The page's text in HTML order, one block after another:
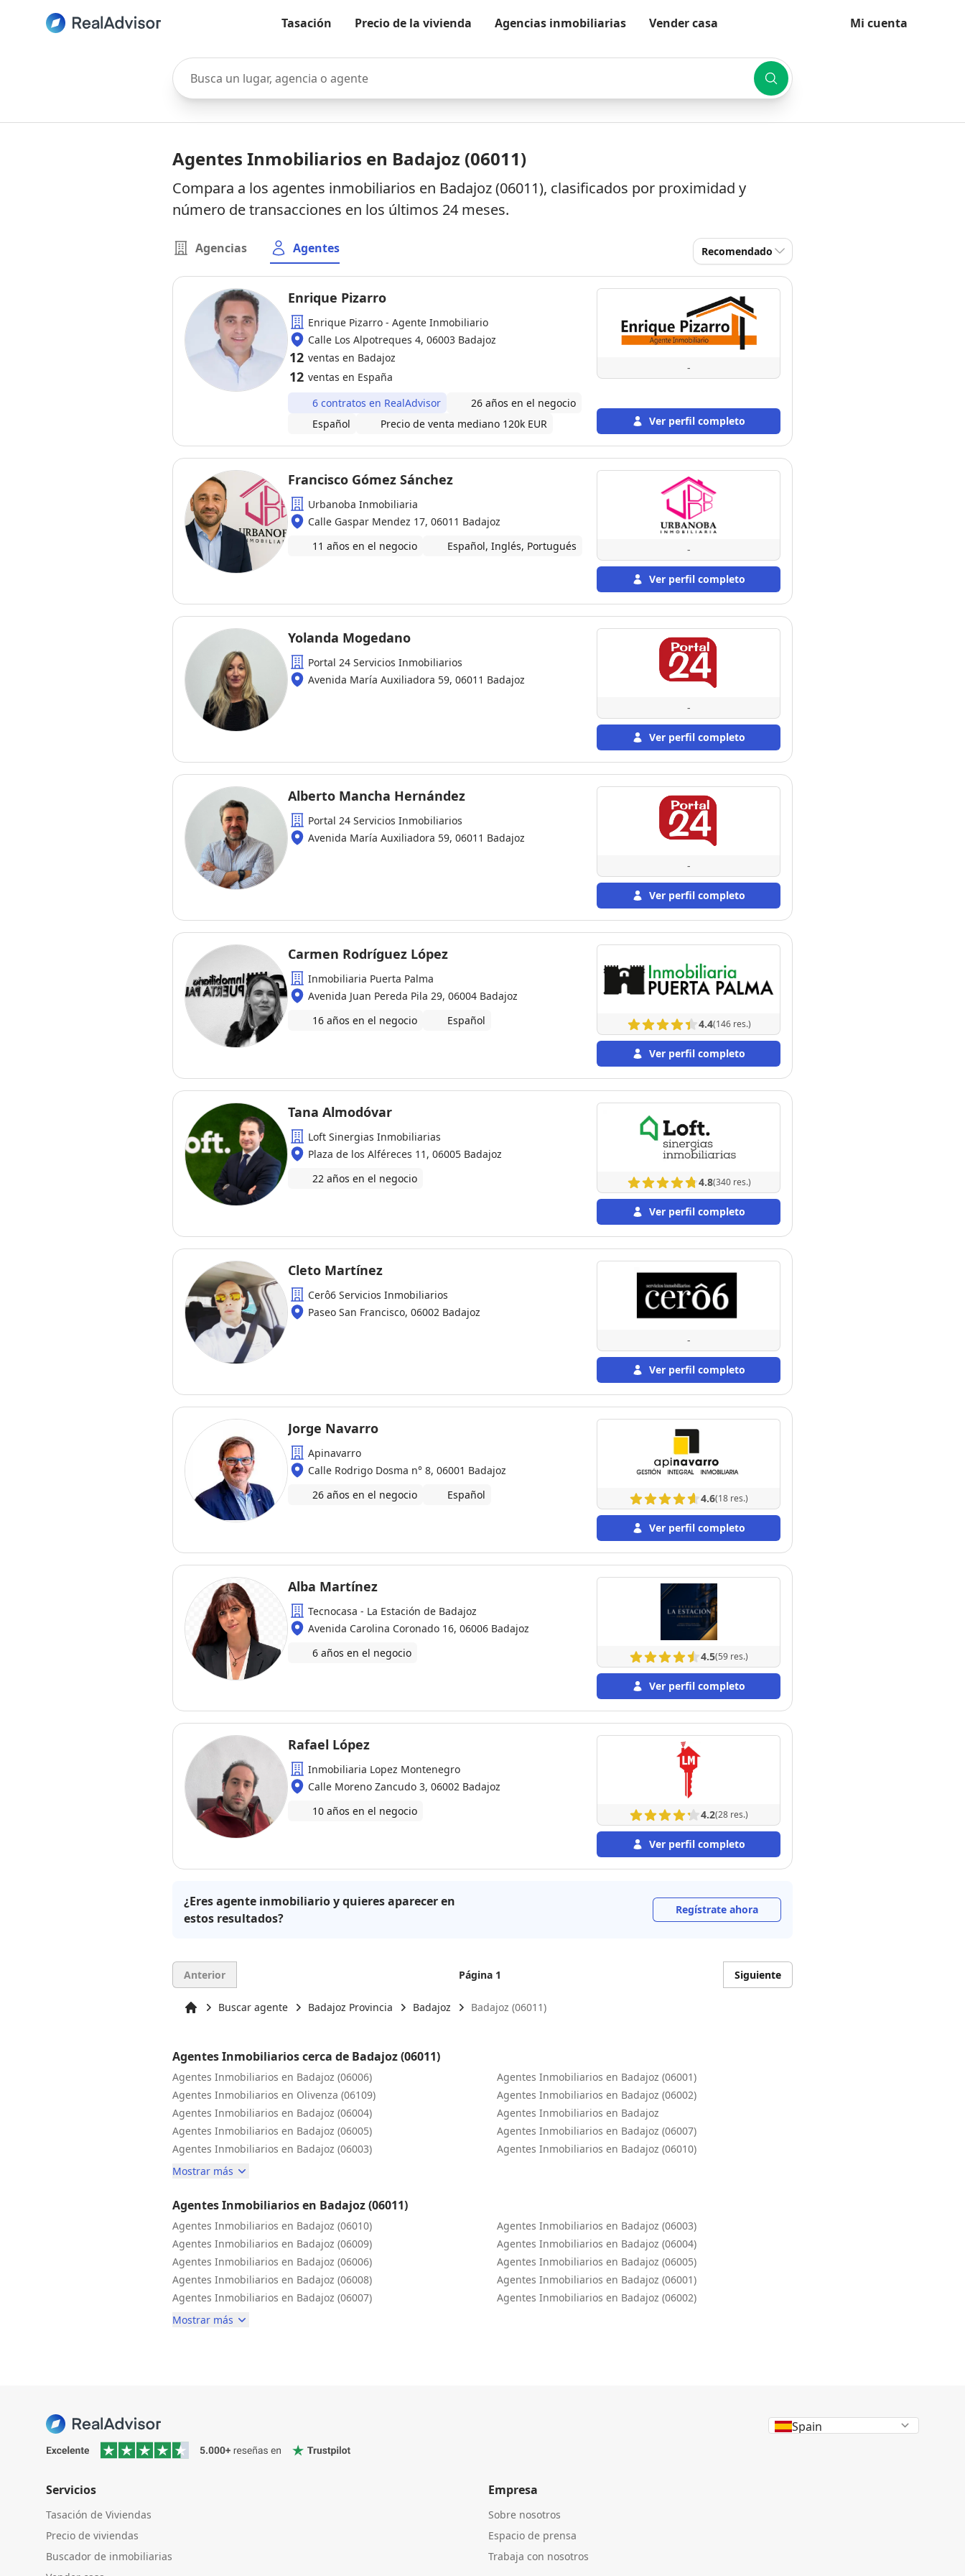
Tasación Precio de la vivienda Agencias inmobiliarias Vender casa Mi cuenta
Busca un lugar, agencia o agente
Agentes Inmobiliarios en Badajoz (06011)
Compara a los agentes inmobiliarios en Badajoz (06011), clasificados por proximidad y
número de transacciones en los últimos 24 meses.
Agencias Agentes Recomendado
Enrique Pizarro
Enrique Pizarro - Agente Inmobiliario
Calle Los Alpotreques 4, 06003 Badajoz
12 ventas en Badajoz
12 ventas en España
6 contratos en RealAdvisor
26 años en el negocio
Español
Precio de venta mediano 120k EUR
-
Ver perfil completo
Francisco Gómez Sánchez
Urbanoba Inmobiliaria
Calle Gaspar Mendez 17, 06011 Badajoz
11 años en el negocio
Español, Inglés, Portugués -
Ver perfil completo
Yolanda Mogedano
Portal 24 Servicios Inmobiliarios
Avenida María Auxiliadora 59, 06011 Badajoz
-
Ver perfil completo
Alberto Mancha Hernández
Portal 24 Servicios Inmobiliarios
Avenida María Auxiliadora 59, 06011 Badajoz
-
Ver perfil completo
Carmen Rodríguez López
Inmobiliaria Puerta Palma
Avenida Juan Pereda Pila 29, 06004 Badajoz
16 años en el negocio
Español 4.4(146 res.)
Ver perfil completo
Tana Almodóvar
Loft Sinergias Inmobiliarias
Plaza de los Alféreces 11, 06005 Badajoz
22 años en el negocio
4.8(340 res.)
Ver perfil completo
Cleto Martínez
Cerô6 Servicios Inmobiliarios
Paseo San Francisco, 06002 Badajoz
-
Ver perfil completo
Jorge Navarro
Apinavarro
Calle Rodrigo Dosma n° 8, 06001 Badajoz
26 años en el negocio
Español 4.6(18 res.)
Ver perfil completo
Alba Martínez
Tecnocasa - La Estación de Badajoz
Avenida Carolina Coronado 16, 06006 Badajoz
6 años en el negocio
4.5(59 res.)
Ver perfil completo
Rafael López
Inmobiliaria Lopez Montenegro
Calle Moreno Zancudo 3, 06002 Badajoz
10 años en el negocio
4.2(28 res.)
Ver perfil completo
¿Eres agente inmobiliario y quieres aparecer en
estos resultados?
Regístrate ahora
Anterior Página 1 Siguiente
Buscar agente Badajoz Provincia Badajoz Badajoz (06011)
Agentes Inmobiliarios cerca de Badajoz (06011)
Agentes Inmobiliarios en Badajoz (06006)
Agentes Inmobiliarios en Olivenza (06109)
Agentes Inmobiliarios en Badajoz (06004)
Agentes Inmobiliarios en Badajoz (06005)
Agentes Inmobiliarios en Badajoz (06003)
Agentes Inmobiliarios en Badajoz (06001)
Agentes Inmobiliarios en Badajoz (06002)
Agentes Inmobiliarios en Badajoz
Agentes Inmobiliarios en Badajoz (06007)
Agentes Inmobiliarios en Badajoz (06010)
Mostrar más
Agentes Inmobiliarios en Badajoz (06011)
Agentes Inmobiliarios en Badajoz (06010)
Agentes Inmobiliarios en Badajoz (06009)
Agentes Inmobiliarios en Badajoz (06006)
Agentes Inmobiliarios en Badajoz (06008)
Agentes Inmobiliarios en Badajoz (06007)
Agentes Inmobiliarios en Badajoz (06003)
Agentes Inmobiliarios en Badajoz (06004)
Agentes Inmobiliarios en Badajoz (06005)
Agentes Inmobiliarios en Badajoz (06001)
Agentes Inmobiliarios en Badajoz (06002)
Mostrar más
Spain
Servicios
Tasación de Viviendas
Precio de viviendas
Buscador de inmobiliarias
Empresa
Sobre nosotros
Espacio de prensa
Trabaja con nosotros